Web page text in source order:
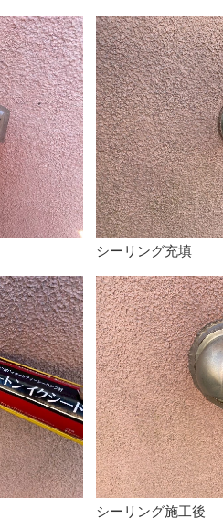
シーリング充填
シーリング施工後